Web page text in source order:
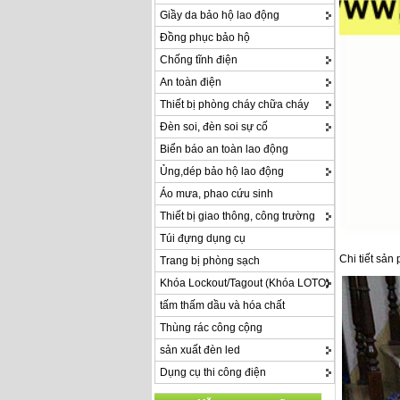
Giầy da bảo hộ lao động
Đồng phục bảo hộ
Chống tĩnh điện
An toàn điện
Thiết bị phòng cháy chữa cháy
Đèn soi, đèn soi sự cố
Biển báo an toàn lao động
Ủng,dép bảo hộ lao động
Áo mưa, phao cứu sinh
Thiết bị giao thông, công trường
Túi đựng dụng cụ
Trang bị phòng sạch
Khóa Lockout/Tagout (Khóa LOTO)
tấm thấm dầu và hóa chất
Thùng rác công cộng
sản xuất đèn led
Dụng cụ thi công điện
Chi tiết sản